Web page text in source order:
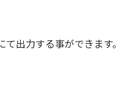
出力する事ができます。